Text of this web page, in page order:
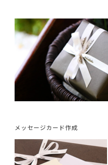
メッセージカード作成